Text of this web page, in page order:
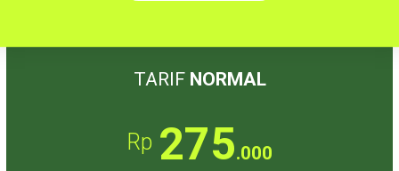
TARIF NORMAL
Rp 275.000